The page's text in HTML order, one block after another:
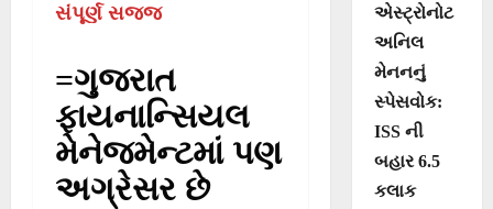
સંપૂર્ણ સજ્જ
=ગુજરાત
ફાયનાન્‍સિયલ
મેનેજમેન્‍ટમાં પણ
અગ્રેસર છે
એસ્ટ્રોનોટ
અનિલ
મેનનનું
સ્પેસવોક:
ISS ની
બહાર 6.5
કલાક